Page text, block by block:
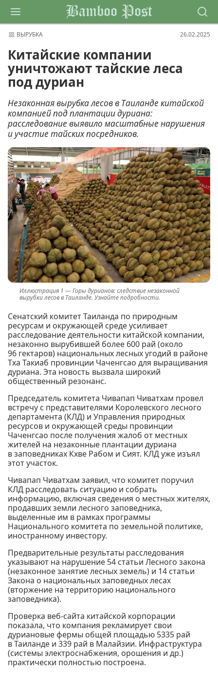
Bamboo Post
ВЫРУБКА 26.02.2025
Китайские компании
уничтожают тайские леса
под дуриан
Незаконная вырубка лесов в Таиланде китайской
компанией под плантации дуриана:
расследование выявило масштабные нарушения
и участие тайских посредников.
Горы дурианов: следствие незаконной
вырубки лесов в Таиланде. Узнайте подробности.
Сенатский комитет Таиланда по природным
ресурсам и окружающей среде усиливает
расследование деятельности китайской компании,
незаконно вырубившей более 600 рай (около
96 гектаров) национальных лесных угодий в районе
Тха Такиаб провинции Чаченгсао для выращивания
дуриана. Эта новость вызвала широкий
общественный резонанс.
Председатель комитета Чивапап Чиватхам провел
встречу с представителями Королевского лесного
департамента (КЛД) и Управления природных
ресурсов и окружающей среды провинции
Чаченгсао после получения жалоб от местных
жителей на незаконные плантации дуриана
в заповедниках Кхве Рабом и Сият. КЛД уже изъял
этот участок.
Чивапап Чиватхам заявил, что комитет поручил
КЛД расследовать ситуацию и собрать
информацию, включая сведения о местных жителях,
продавших земли лесного заповедника,
выделенные им в рамках программы
Национального комитета по земельной политике,
иностранному инвестору.
Предварительные результаты расследования
указывают на нарушение 54 статьи Лесного закона
(незаконное занятие лесных земель) и 14 статьи
Закона о национальных заповедных лесах
(вторжение на территорию национального
заповедника).
Проверка веб-сайта китайской корпорации
показала, что компания рекламирует свои
дуриановые фермы общей площадью 5335 рай
в Таиланде и 339 рай в Малайзии. Инфраструктура
(системы электроснабжения, орошения и др.)
практически полностью построена.